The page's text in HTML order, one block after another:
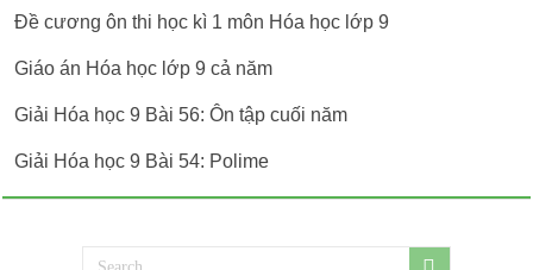
Đề cương ôn thi học kì 1 môn Hóa học lớp 9
Giáo án Hóa học lớp 9 cả năm
Giải Hóa học 9 Bài 56: Ôn tập cuối năm
Giải Hóa học 9 Bài 54: Polime